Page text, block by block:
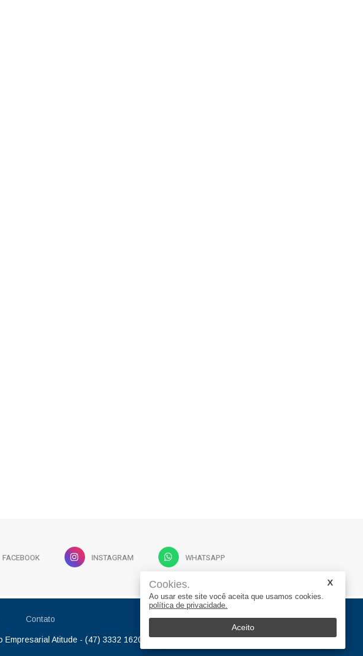
FACEBOOK INSTAGRAM WHATSAPP
Contato
Empresarial Atitude - (47) 3332 1620
Cookies.
Ao usar este site você aceita que usamos cookies.
política de privacidade.
Aceito